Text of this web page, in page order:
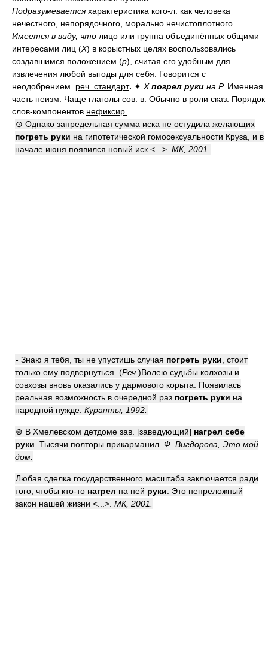
Подразумеваетсяхарактеристика кого-л. как человека
нечестного, непорядочного, морально нечистоплотного.
Имеется в виду, что лицо или группа объединённых общими
интересами лиц (X) в корыстных целях воспользовались
создавшимся положением (p), считая его удобным для
извлечения любой выгоды для себя. Говорится с
неодобрением. реч. стандарт. ✦ X погрел руки на P. Именная
часть неизм. Чаще глаголы сов. в. Обычно в роли сказ. Порядок
слов-компонентов нефиксир.
⊙ Однако запредельная сумма иска не остудила желающих
погреть руки на гипотетической гомосексуальности Круза, и в
начале июня появился новый иск <...>. МК, 2001.
- Знаю я тебя, ты не упустишь случая погреть руки , стоит
только ему подвернуться. (Реч .)Волею судьбы колхозы и
совхозы вновь оказались у дармового корыта. Появилась
реальная возможность в очередной раз погреть руки на
народной нужде. Куранты, 1992.
⊛ В Хмелевском детдоме зав. [заведующий] нагрел себе
руки . Тысячи полторы прикарманил. Ф. Вигдорова, Это мой
дом.
Любая сделка государственного масштаба заключается ради
того, чтобы кто-то нагрел на ней руки . Это непреложный
закон нашей жизни <...>. МК, 2001.